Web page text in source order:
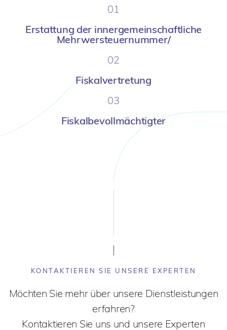
01
Erstattung der innergemeinschaftliche
Mehrwersteuernummer/
02
Fiskalvertretung
03
Fiskalbevollmächtigter
KONTAKTIEREN SIE UNSERE EXPERTEN
Möchten Sie mehr über unsere Dienstleistungen
erfahren?
Kontaktieren Sie uns und unsere Experten